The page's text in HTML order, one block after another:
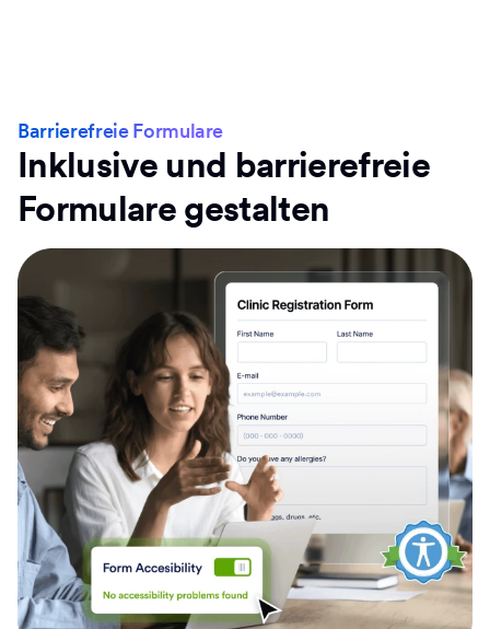
Barrierefreie Formulare
Inklusive und barrierefreie
Formulare gestalten